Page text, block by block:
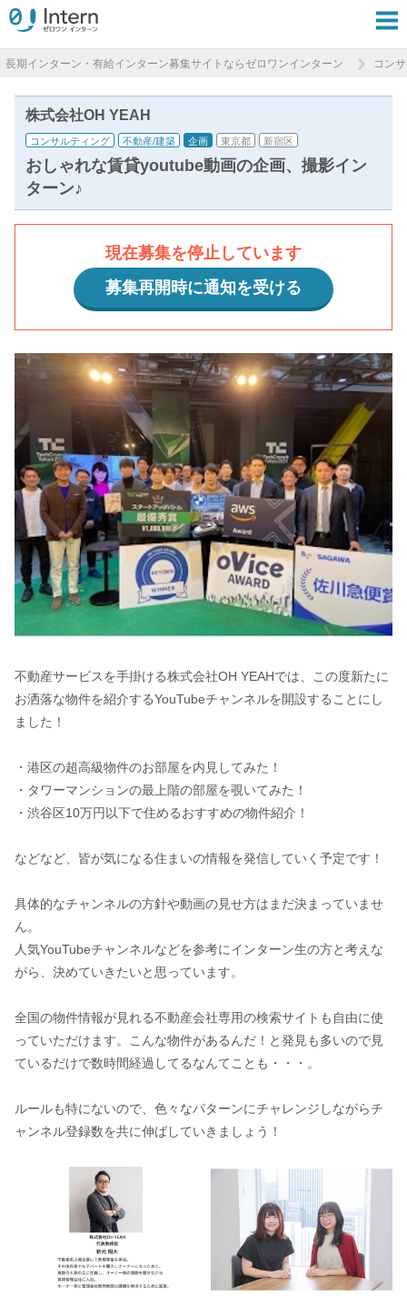
長期インターン・有給インターン募集サイトならゼロワンインターン コン
株式会社OH YEAH
コンサルティング 不動産/建築 企画 東京都 新宿区
おしゃれな賃貸youtube動画の企画、撮影イン
ターン♪
現在募集を停止しています
募集再開時に通知を受ける
不動産サービスを手掛ける株式会社OH YEAHでは、この度新たに
お洒落な物件を紹介するYouTubeチャンネルを開設することにし
ました！
・港区の超高級物件のお部屋を内見してみた！
・タワーマンションの最上階の部屋を覗いてみた！
・渋谷区10万円以下で住めるおすすめの物件紹介！
などなど、皆が気になる住まいの情報を発信していく予定です！
具体的なチャンネルの方針や動画の見せ方はまだ決まっていませ
ん。
人気YouTubeチャンネルなどを参考にインターン生の方と考えな
がら、決めていきたいと思っています。
全国の物件情報が見れる不動産会社専用の検索サイトも自由に使
っていただけます。こんな物件があるんだ！と発見も多いので見
ているだけで数時間経過してるなんてことも・・・。
ルールも特にないので、色々なパターンにチャレンジしながらチ
ャンネル登録数を共に伸ばしていきましょう！